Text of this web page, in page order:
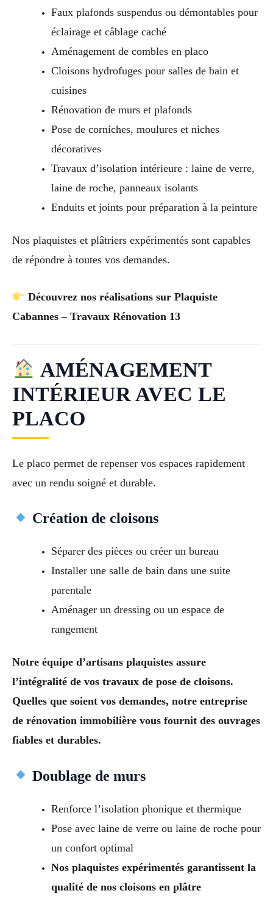
Faux plafonds suspendus ou démontables pour
éclairage et câblage caché
Aménagement de combles en placo
Cloisons hydrofuges pour salles de bain et
cuisines
Rénovation de murs et plafonds
Pose de corniches, moulures et niches
décoratives
Travaux d’isolation intérieure : laine de verre,
laine de roche, panneaux isolants
Enduits et joints pour préparation à la peinture
Nos plaquistes et plâtriers expérimentés sont capables
de répondre à toutes vos demandes.
Découvrez nos réalisations sur Plaquiste
Cabannes – Travaux Rénovation 13
AMÉNAGEMENT
INTÉRIEUR AVEC LE
PLACO
Le placo permet de repenser vos espaces rapidement
avec un rendu soigné et durable.
Création de cloisons
Séparer des pièces ou créer un bureau
Installer une salle de bain dans une suite
parentale
Aménager un dressing ou un espace de
rangement
Notre équipe d’artisans plaquistes assure
l’intégralité de vos travaux de pose de cloisons.
Quelles que soient vos demandes, notre entreprise
de rénovation immobilière vous fournit des ouvrages
fiables et durables.
Doublage de murs
Renforce l’isolation phonique et thermique
Pose avec laine de verre ou laine de roche pour
un confort optimal
Nos plaquistes expérimentés garantissent la
qualité de nos cloisons en plâtre